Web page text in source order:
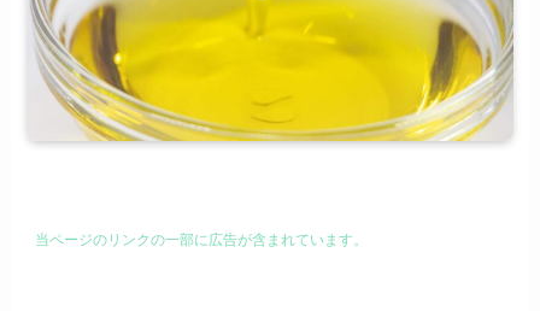
当ページのリンクの一部に広告が含まれています。